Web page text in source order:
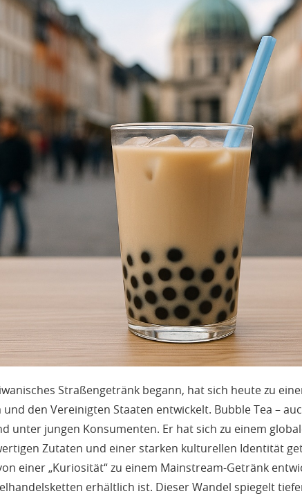
Straßengetränk begann, hat sich heute zu
den Vereinigten Staaten entwickelt. Bubble Tea –
unter jungen Konsumenten. Er hat sich zu einem
Zutaten und einer starken kulturellen Identität
einer „Kuriosität“ zu einem Mainstream-Getränk
erhältlich ist. Dieser Wandel spiegelt